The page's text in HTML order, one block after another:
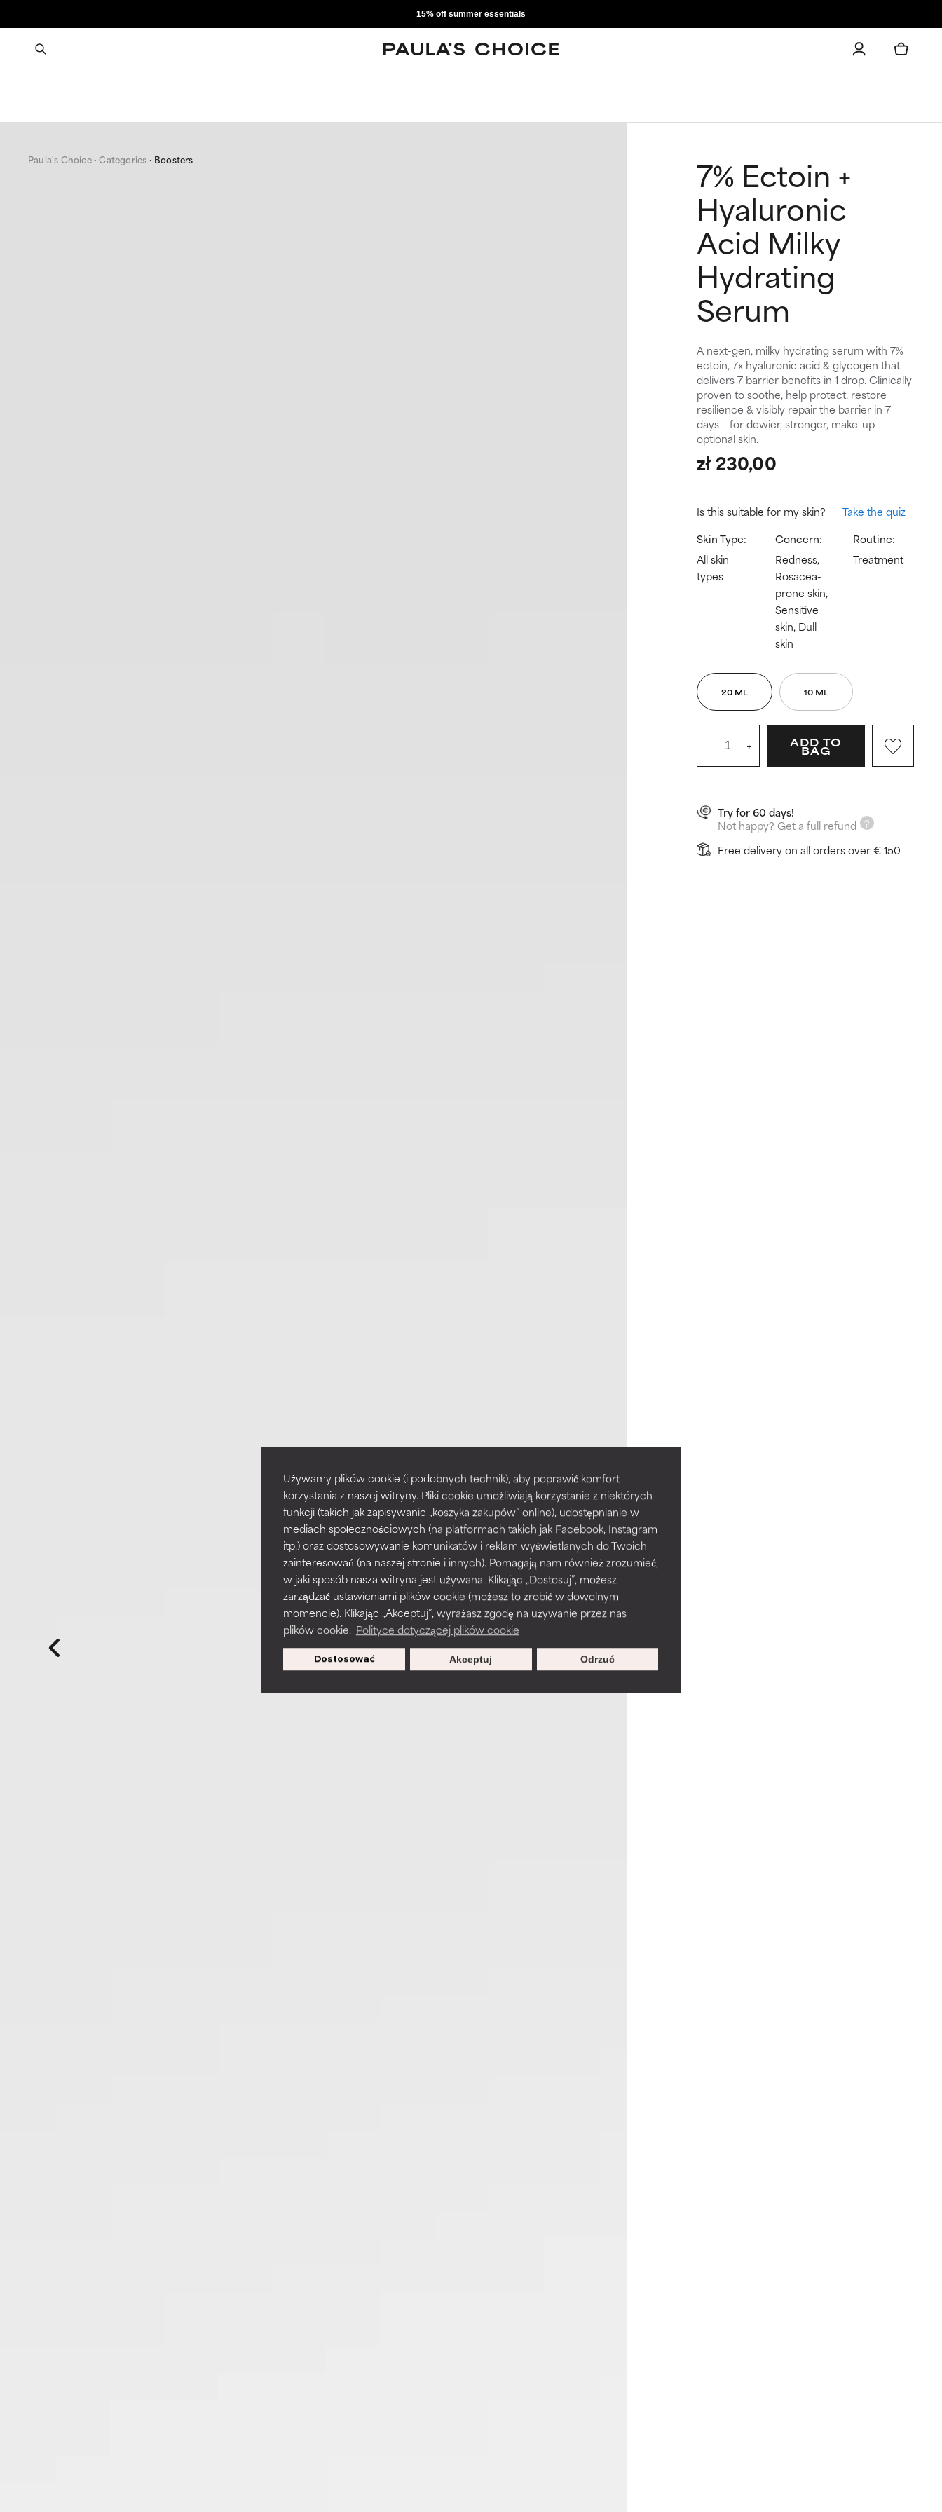
Używamy plików cookie (i podobnych technik), aby poprawić komfort
korzystania z naszej witryny. Pliki cookie umożliwiają korzystanie z niektórych
funkcji (takich jak zapisywanie „koszyka zakupów” online), udostępnianie w
mediach społecznościowych (na platformach takich jak Facebook, Instagram
itp.) oraz dostosowywanie komunikatów i reklam wyświetlanych do Twoich
zainteresowań (na naszej stronie i innych). Pomagają nam również zrozumieć,
w jaki sposób nasza witryna jest używana. Klikając „Dostosuj”, możesz
zarządzać ustawieniami plików cookie (możesz to zrobić w dowolnym
momencie). Klikając „Akceptuj”, wyrażasz zgodę na używanie przez nas
plików cookie. Polityce dotyczącej plików cookie
Dostosować Odrzuć
Akceptuj
15% off summer essentials
Paula's Choice Categories Boosters 7% Ectoin +
Hyaluronic
Acid Milky
Hydrating
Serum
A next-gen, milky hydrating serum with 7%
ectoin, 7x hyaluronic acid & glycogen that
delivers 7 barrier benefits in 1 drop. Clinically
proven to soothe, help protect, restore
resilience & visibly repair the barrier in 7
days – for dewier, stronger, make-up
optional skin.
zł 230,00
Is this suitable for my skin?
Take the quiz
Skin Type:
All skin
types
Concern:
Redness,
Rosacea-
prone skin,
Sensitive
skin, Dull
skin
Routine:
Treatment
20 ML 10 ML
+ ADD TO
BAG
Try for 60 days!
Not happy? Get a full refund
Free delivery on all orders over € 150